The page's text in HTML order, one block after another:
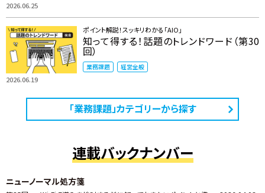
2026.06.25
2026.06.19
ポイント解説！スッキリわかる「AIO」
知って得する！話題のトレンドワード（第30
回）
業務課題 経営全般
「業務課題」カテゴリーから探す
連載バックナンバー
ニューノーマル処方箋